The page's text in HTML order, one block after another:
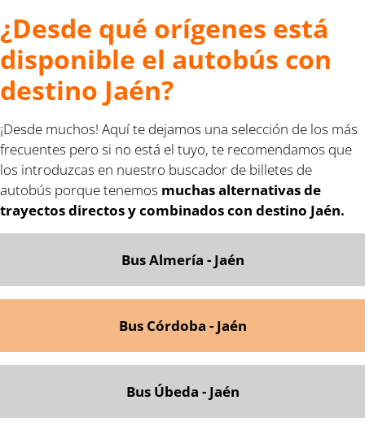
¿Desde qué orígenes está
disponible el autobús con
destino Jaén?
¡Desde muchos! Aquí te dejamos una selección de los más
frecuentes pero si no está el tuyo, te recomendamos que
los introduzcas en nuestro buscador de billetes de
autobús porque tenemos muchas alternativas de
trayectos directos y combinados con destino Jaén.
Bus Almería - Jaén
Bus Córdoba - Jaén
Bus Úbeda - Jaén